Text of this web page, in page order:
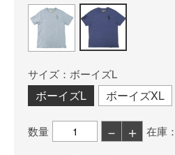
サイズ：ボーイズL
ボーイズL ボーイズXL
数量 － ＋
在庫